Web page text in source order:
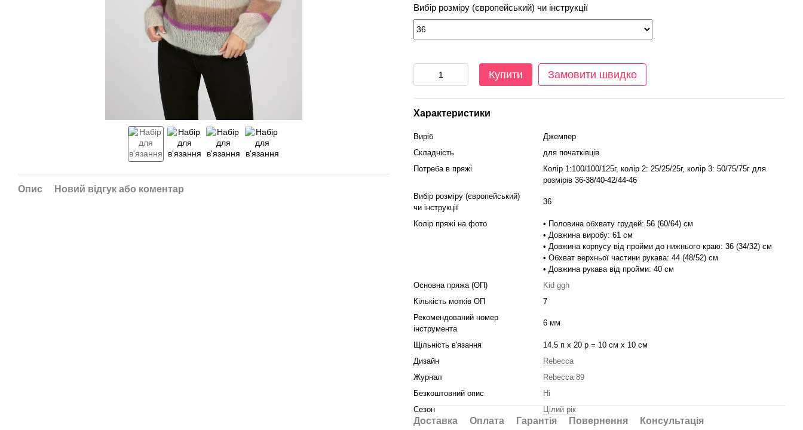
Опис Новий відгук або коментар
Вибір розміру (європейський) чи інструкції
Купити Замовити швидко
Характеристики
Виріб
Джемпер
Складність
для початківців
Потреба в пряжі
Колір 1:100/100/125г, колір 2: 25/25/25г, колір 3: 50/75/75г для
розмірів 36-38/40-42/44-46
Вибір розміру (європейський)
чи інструкції
36
Колір пряжі на фото
• Половина обхвату грудей: 56 (60/64) см
• Довжина виробу: 61 см
• Довжина корпусу від пройми до нижнього краю: 36 (34/32) см
• Обхват верхньої частини рукава: 44 (48/52) см
• Довжина рукава від пройми: 40 см
Основна пряжа (ОП)
Kid ggh
Кількість мотків ОП
7
Рекомендований номер
інструмента
6 мм
Щільність в'язання
14.5 п х 20 р = 10 см х 10 см
Дизайн
Rebecca
Журнал
Rebecca 89
Безкоштовний опис
Ні
Сезон
Цілий рік
Доставка Оплата Гарантія Повернення Консультація